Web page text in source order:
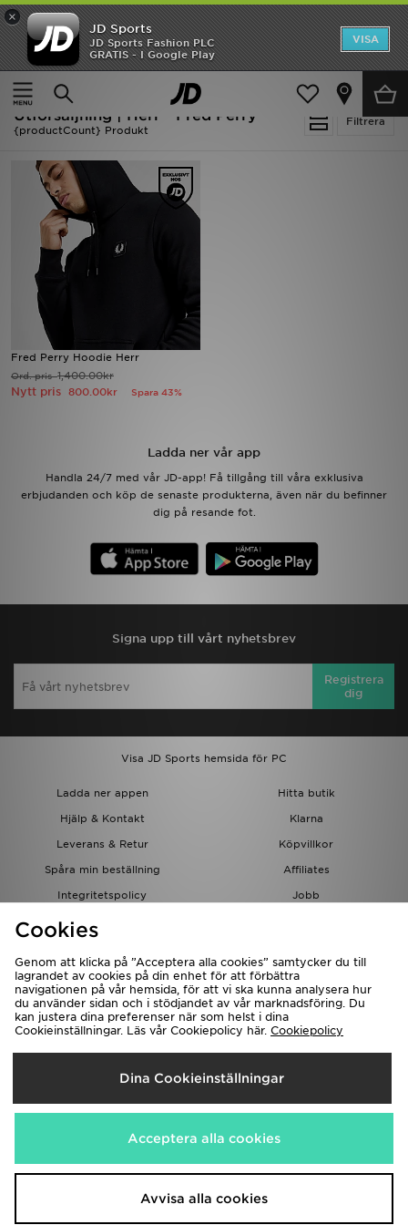
×
JD Sports
JD Sports Fashion PLC
GRATIS - I Google Play
VISA
Ny termin, ny stil Essentials för skolstarten
Hem
Herr
Filtrera
Utförsäljning | Herr - Fred Perry
{productCount} Produkt
Fred Perry Hoodie Herr
Ord. pris1,400.00kr
Nytt pris 800.00kr Spara 43%
Ladda ner vår app
Handla 24/7 med vår JD-app! Få tillgång till våra exklusiva
erbjudanden och köp de senaste produkterna, även när du befinner
dig på resande fot.
Signa upp till vårt nyhetsbrev
Registrera
dig
Visa JD Sports hemsida för PC
Ladda ner appen
Hitta butik
Hjälp & Kontakt
Klarna
Leverans & Retur
Köpvillkor
Spåra min beställning
Affiliates
Integritetspolicy
Jobb
JD-bloggen
Levererar Till
Sverige
Vi accepterar följande betalningssätt
Besök bolagets hemsida på www.jdplc.com
Hem
Rea
Nyheter
Barn
Varumärken
Bästsäljare
Sport
Mitt JD
Kundservice
Cookies
Genom att klicka på ”Acceptera alla cookies” samtycker du till
lagrandet av cookies på din enhet för att förbättra
navigationen på vår hemsida, för att vi ska kunna analysera hur
du använder sidan och i stödjandet av vår marknadsföring. Du
kan justera dina preferenser när som helst i dina
Cookieinställningar. Läs vår Cookiepolicy här. Cookiepolicy
Dina Cookieinställningar
Acceptera alla cookies
Avvisa alla cookies